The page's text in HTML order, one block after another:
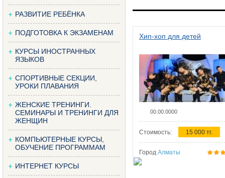
РАЗВИТИЕ РЕБЁНКА
ПОДГОТОВКА К ЭКЗАМЕНАМ
КУРСЫ ИНОСТРАННЫХ
ЯЗЫКОВ
СПОРТИВНЫЕ СЕКЦИИ,
УРОКИ ПЛАВАНИЯ
ЖЕНСКИЕ ТРЕНИНГИ.
СЕМИНАРЫ И ТРЕНИНГИ ДЛЯ
ЖЕНЩИН
КОМПЬЮТЕРНЫЕ КУРСЫ,
ОБУЧЕНИЕ ПРОГРАММАМ
ИНТЕРНЕТ КУРСЫ
Хип-хоп для детей
00.00.0000
Стоимость: 15 000 тг.
Город Алматы